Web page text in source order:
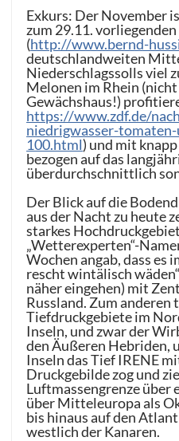
Exkurs: Der November
zum 29.11.
(http://www.bernd-
deutschlandweiten
Niederschlagssolls viel
Melonen im Rhein
Gewächshaus!)
https://www.zdf.de/
niedrigwasser-
100.html) und mit
bezogen auf das
überdurchschnittlich
Der Blick auf die
aus der Nacht zu heute
starkes
„Wetterexperten“-
Wochen angab, dass es
rescht wintälisch
näher eingehen) mit
Russland. Zum anderen
Tiefdruckgebiete im
Inseln, und zwar der
den Äußeren Hebriden,
Inseln das Tief IRENE
Druckgebilde zog und
Luftmassengrenze über
über Mitteleuropa als
bis hinaus auf den
westlich der Kanaren.